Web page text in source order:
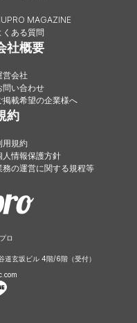
MAGAZINE
くある質問
社概要
営会社
問い合わせ
掲載希望の企業様へ
約
用規約
人情報保護方針
務の運営に関する規程等
ロ
玄坂ビル 4階/6階（受付）